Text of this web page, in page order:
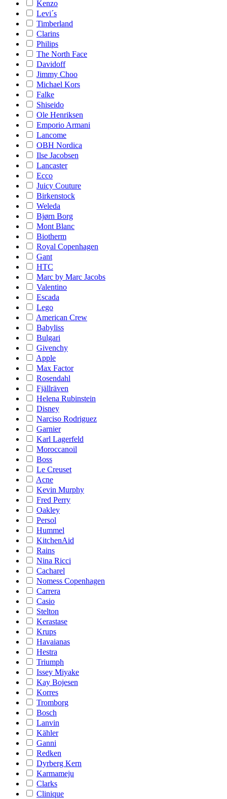
Kenzo
Levi´s
Timberland
Clarins
Philips
The North Face
Davidoff
Jimmy Choo
Michael Kors
Falke
Shiseido
Ole Henriksen
Emporio Armani
Lancome
OBH Nordica
Ilse Jacobsen
Lancaster
Ecco
Juicy Couture
Birkenstock
Weleda
Bjørn Borg
Mont Blanc
Biotherm
Royal Copenhagen
Gant
HTC
Marc by Marc Jacobs
Valentino
Escada
Lego
American Crew
Babyliss
Bulgari
Givenchy
Apple
Max Factor
Rosendahl
Fjällräven
Helena Rubinstein
Disney
Narciso Rodriguez
Garnier
Karl Lagerfeld
Moroccanoil
Boss
Le Creuset
Acne
Kevin Murphy
Fred Perry
Oakley
Persol
Hummel
KitchenAid
Rains
Nina Ricci
Cacharel
Nomess Copenhagen
Carrera
Casio
Stelton
Kerastase
Krups
Havaianas
Hestra
Triumph
Issey Miyake
Kay Bojesen
Korres
Tromborg
Bosch
Lanvin
Kähler
Ganni
Redken
Dyrberg Kern
Karmameju
Clarks
Clinique